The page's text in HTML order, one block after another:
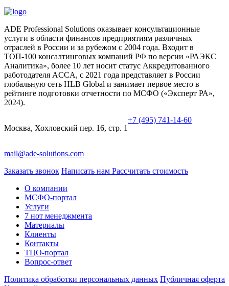
ADE Professional Solutions оказывает консультационные
услуги в области финансов предприятиям различных
отраслей в России и за рубежом с 2004 года. Входит в
ТОП-100 консалтинговых компаний РФ по версии «РАЭКС
Аналитика», более 10 лет носит статус Аккредитованного
работодателя ACCA, с 2021 года представляет в России
глобальную сеть HLB Global и занимает первое место в
рейтинге подготовки отчетности по МСФО («Эксперт РА»,
2024).
Москва, Хохловский пер. 16, стр. 1
+7 (495) 741-14-60
mail@ade-solutions.com
Заказать звонок Написать нам Рассчитать стоимость
О компании
МСФО-портал
Услуги
7 нот менеджмента
Материалы
Клиенты
Контакты
ТЦО-портал
Вопрос-ответ
Политика обработки персональных данных Публичная оферта